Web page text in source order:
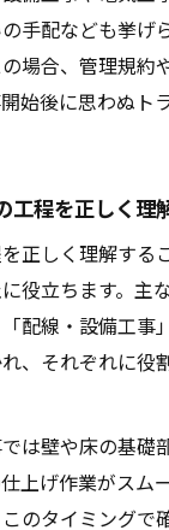
手配なども挙げ
場合、管理規約
始後に思わぬト
工程を正しく理
正しく理解する
役立ちます。主
配線・設備工事
れ、それぞれに役
は壁や床の基礎
上げ作業がスム
のタイミングで